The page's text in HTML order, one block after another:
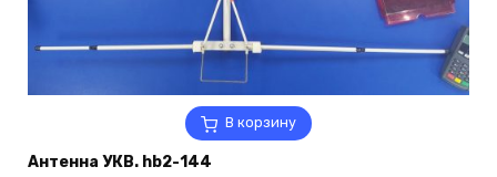
В корзину
Антенна УКВ. hb2-144